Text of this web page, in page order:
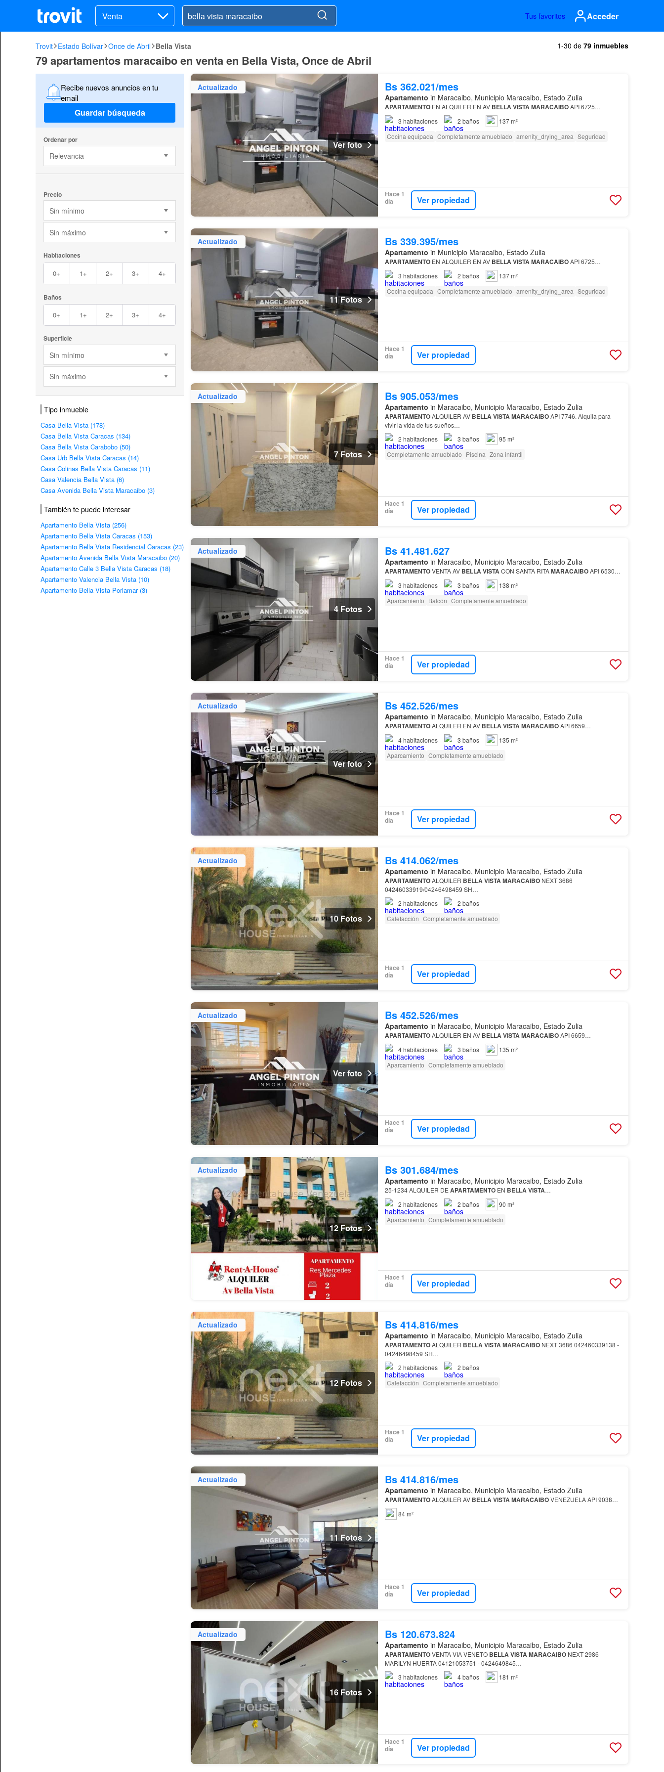
Venta Tus favoritos Acceder
Trovit Estado Bolívar Once de Abril Bella Vista 1-30 de 79 inmuebles
79 apartamentos maracaibo en venta en Bella Vista, Once de Abril
Recibe nuevos anuncios en tu
email
Guardar búsqueda
Ordenar por
Relevancia
Precio
Sin mínimo
Sin máximo
Habitaciones
0+ 1+ 2+ 3+ 4+
Baños
0+ 1+ 2+ 3+ 4+
Superficie
Sin mínimo
Sin máximo
Tipo inmueble
Casa Bella Vista (178)
Casa Bella Vista Caracas (134)
Casa Bella Vista Carabobo (50)
Casa Urb Bella Vista Caracas (14)
Casa Colinas Bella Vista Caracas (11)
Casa Valencia Bella Vista (6)
Casa Avenida Bella Vista Maracaibo (3)
También te puede interesar
Apartamento Bella Vista (256)
Apartamento Bella Vista Caracas (153)
Apartamento Bella Vista Residencial Caracas (23)
Apartamento Avenida Bella Vista Maracaibo (20)
Apartamento Calle 3 Bella Vista Caracas (18)
Apartamento Valencia Bella Vista (10)
Apartamento Bella Vista Porlamar (3)
Actualizado
Ver foto
Bs 362.021/mes
Apartamento in Maracaibo, Municipio Maracaibo, Estado Zulia
APARTAMENTOEN ALQUILER EN AV BELLAVISTAMARACAIBOAPI 6725…
3 habitaciones 2 baños
137 m²
Cocina equipada Completamente amueblado amenity_drying_area Seguridad
Hace 1
día
Ver propiedad
Actualizado
11 Fotos
Bs 339.395/mes
Apartamento in Municipio Maracaibo, Estado Zulia
APARTAMENTOEN ALQUILER EN AV BELLAVISTAMARACAIBOAPI 6725…
3 habitaciones 2 baños
137 m²
Cocina equipada Completamente amueblado amenity_drying_area Seguridad
Hace 1
día
Ver propiedad
Actualizado
7 Fotos
Bs 905.053/mes
Apartamento in Maracaibo, Municipio Maracaibo, Estado Zulia
APARTAMENTOALQUILER AV BELLAVISTAMARACAIBOAPI 7746. Alquila para
vivir la vida de tus sueños…
2 habitaciones 3 baños
95 m²
Completamente amueblado Piscina Zona infantil
Hace 1
día
Ver propiedad
Actualizado
4 Fotos
Bs 41.481.627
Apartamento in Maracaibo, Municipio Maracaibo, Estado Zulia
APARTAMENTOVENTA AV BELLAVISTACON SANTA RITAMARACAIBOAPI 6530…
3 habitaciones 3 baños
138 m²
Aparcamiento Balcón Completamente amueblado
Hace 1
día
Ver propiedad
Actualizado
Ver foto
Bs 452.526/mes
Apartamento in Maracaibo, Municipio Maracaibo, Estado Zulia
APARTAMENTOALQUILER EN AV BELLAVISTAMARACAIBOAPI 6659…
4habitaciones 3 baños
135 m²
Aparcamiento Completamente amueblado
Hace 1
día
Ver propiedad
Actualizado
10 Fotos
Bs 414.062/mes
Apartamento in Maracaibo, Municipio Maracaibo, Estado Zulia
APARTAMENTOALQUILER BELLAVISTAMARACAIBONEXT 3686
04246033919/04246498459 SH…
2 habitaciones 2 baños
Calefacción Completamente amueblado
Hace 1
día
Ver propiedad
Actualizado
Ver foto
Bs 452.526/mes
Apartamento in Maracaibo, Municipio Maracaibo, Estado Zulia
APARTAMENTOALQUILER EN AV BELLAVISTAMARACAIBOAPI 6659…
4habitaciones 3 baños
135 m²
Aparcamiento Completamente amueblado
Hace 1
día
Ver propiedad
Actualizado
12 Fotos
Bs 301.684/mes
Apartamento in Maracaibo, Municipio Maracaibo, Estado Zulia
25-1234 ALQUILER DE APARTAMENTOEN BELLAVISTA…
2 habitaciones 2 baños
90 m²
Aparcamiento Completamente amueblado
Hace 1
día
Ver propiedad
Actualizado
12 Fotos
Bs 414.816/mes
Apartamento in Maracaibo, Municipio Maracaibo, Estado Zulia
APARTAMENTOALQUILER BELLAVISTAMARACAIBONEXT 3686 042460339138 -
04246498459 SH…
2 habitaciones 2 baños
Calefacción Completamente amueblado
Hace 1
día
Ver propiedad
Actualizado
11 Fotos
Bs 414.816/mes
Apartamento in Maracaibo, Municipio Maracaibo, Estado Zulia
APARTAMENTOALQUILER AV BELLAVISTAMARACAIBOVENEZUELA API 9038…
84 m²
Hace 1
día
Ver propiedad
Actualizado
16 Fotos
Bs 120.673.824
Apartamento in Maracaibo, Municipio Maracaibo, Estado Zulia
APARTAMENTOVENTA VIA VENETO BELLAVISTAMARACAIBONEXT 2986
MARILYN HUERTA 04121053751 - 0424649845…
3 habitaciones 4baños 181 m²
Hace 1
día
Ver propiedad